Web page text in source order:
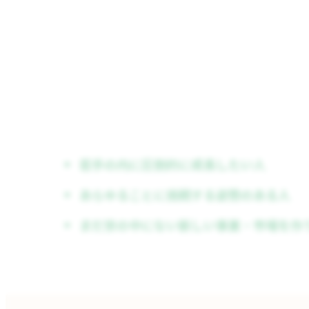
若手の内に圧倒的に成長したい人
あらゆることに挑戦する姿勢のある人
まだ世の中にない新しい事業・市場を作